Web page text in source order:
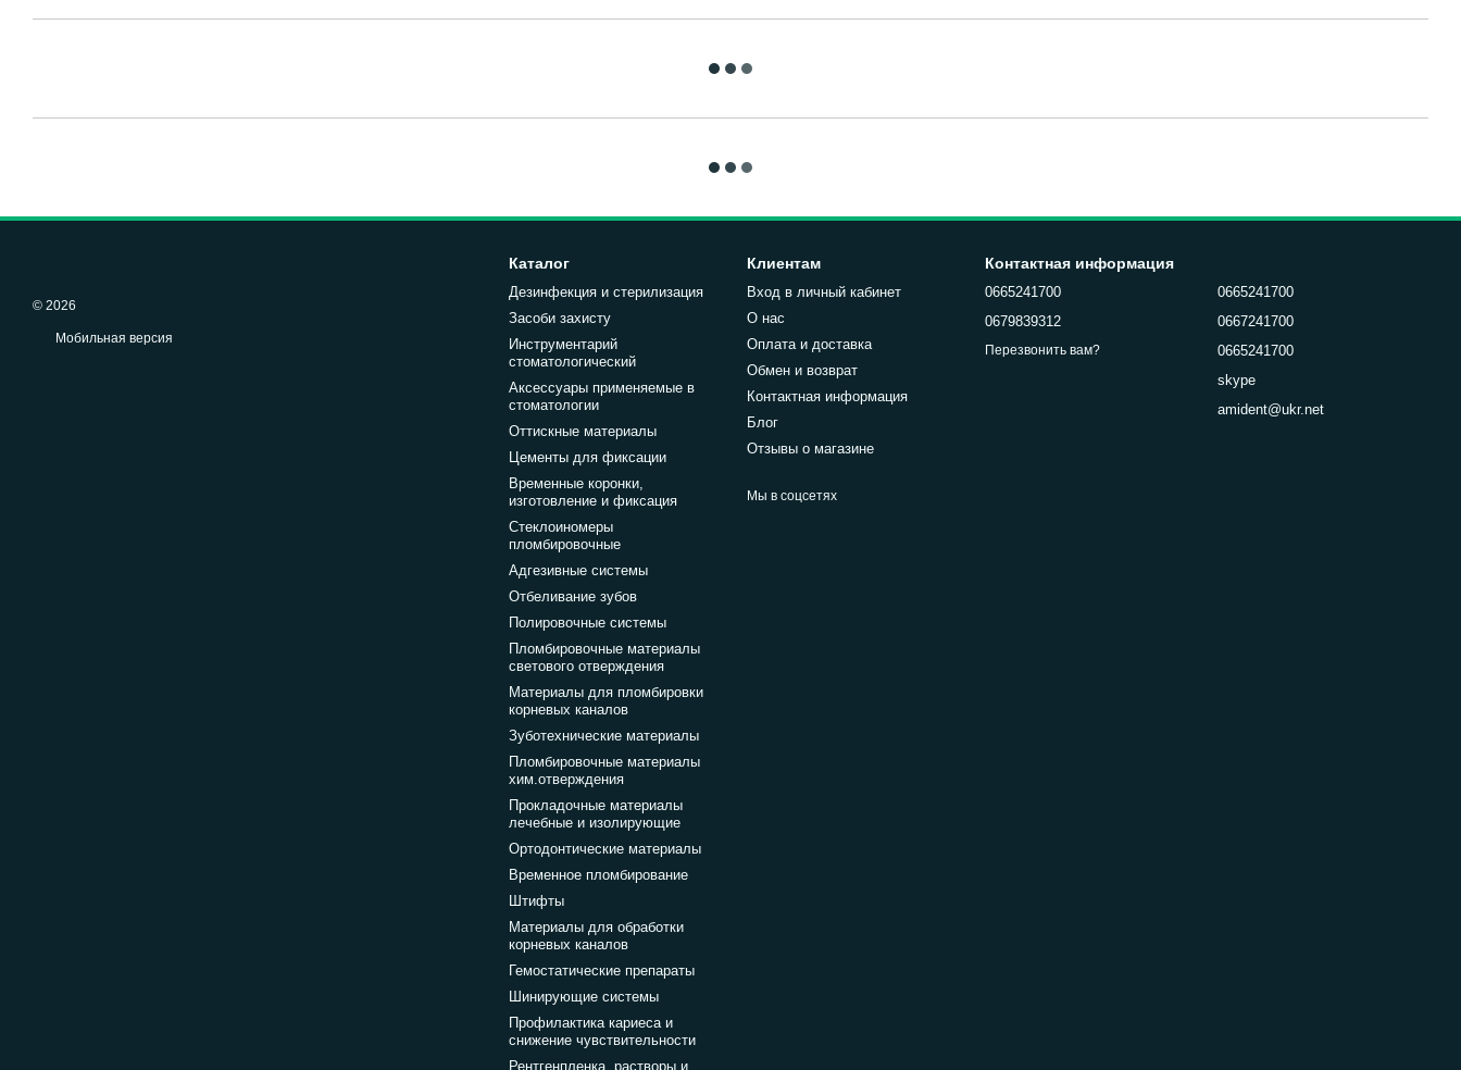
© 2026
Мобильная версия
Каталог
Дезинфекция и стерилизация
Засоби захисту
Инструментарий
стоматологический
Аксессуары применяемые в
стоматологии
Оттискные материалы
Цементы для фиксации
Временные коронки,
изготовление и фиксация
Стеклоиномеры
пломбировочные
Адгезивные системы
Отбеливание зубов
Полировочные системы
Пломбировочные материалы
светового отверждения
Материалы для пломбировки
корневых каналов
Зуботехнические материалы
Пломбировочные материалы
хим.отверждения
Прокладочные материалы
лечебные и изолирующие
Ортодонтические материалы
Временное пломбирование
Штифты
Материалы для обработки
корневых каналов
Гемостатические препараты
Шинирующие системы
Профилактика кариеса и
снижение чувствительности
Рентгенпленка, растворы и
Клиентам
Вход в личный кабинет
О нас
Оплата и доставка
Обмен и возврат
Контактная информация
Блог
Отзывы о магазине
Мы в соцсетях
Контактная информация
0665241700
0679839312
Перезвонить вам?
0665241700
0667241700
0665241700
skype
amident@ukr.net